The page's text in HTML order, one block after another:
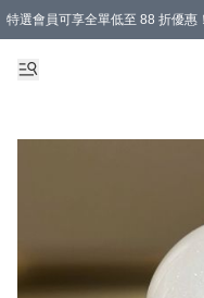
特選會員可享全單低至 88 折優惠！
購物滿 HKD 1000.00即享免運費